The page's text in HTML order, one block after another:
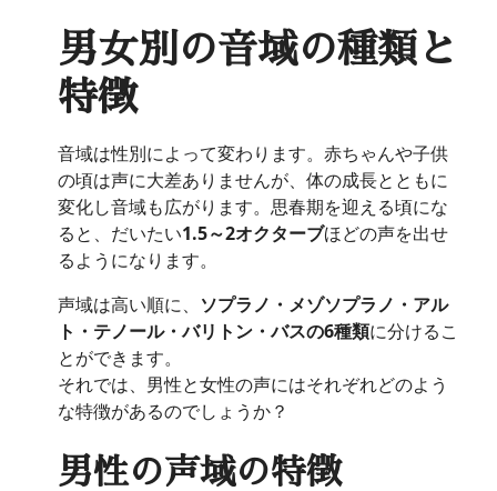
男女別の音域の種類と
特徴
音域は性別によって変わります。赤ちゃんや子供
の頃は声に大差ありませんが、体の成長とともに
変化し音域も広がります。思春期を迎える頃にな
ると、だいたい1.5～2オクターブほどの声を出せ
るようになります。
声域は高い順に、 ソプラノ・メゾソプラノ・アル
ト・テノール・バリトン・バスの6種類に分けるこ
とができます。
それでは、男性と女性の声にはそれぞれどのよう
な特徴があるのでしょうか？
男性の声域の特徴